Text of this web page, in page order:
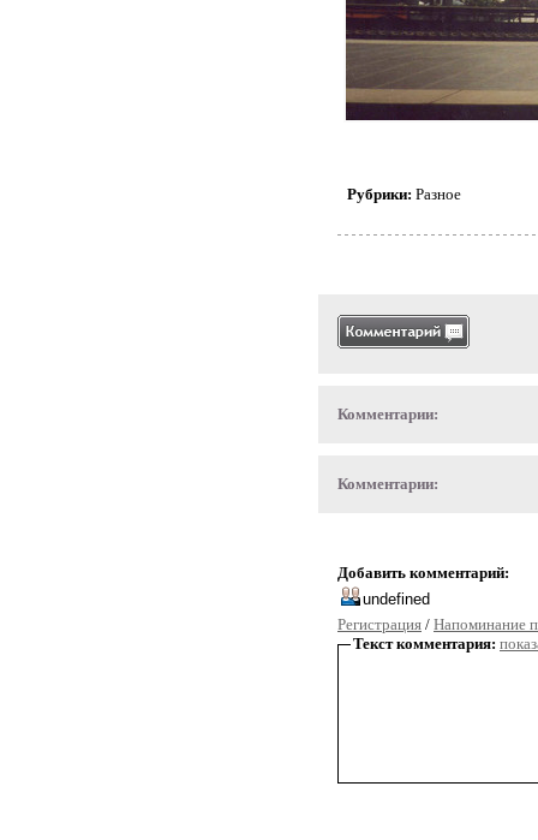
Рубрики: Разное
Комментарии:
Комментарии:
Добавить комментарий:
Регистрация / Напоминание
Текст комментария: